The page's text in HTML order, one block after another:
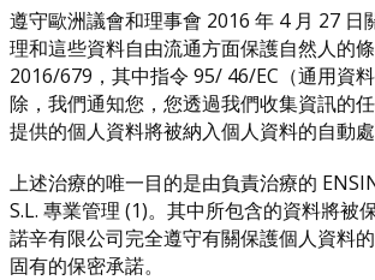
遵守歐洲議會和理事會 2016 年 4 月 27 日
理和這些資料自由流通方面保護自然人的
2016/679，其中指令 95/ 46/EC（通用資
除，我們通知您，您透過我們收集資訊的
提供的個人資料將被納入個人資料的自動處
上述治療的唯一目的是由負責治療的
S.L. 專業管理 (1)。其中所包含的資料將被
諾辛有限公司完全遵守有關保護個人資料
固有的保密承諾。